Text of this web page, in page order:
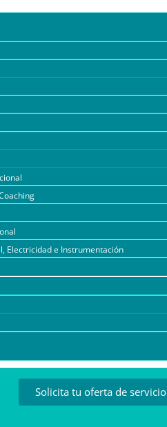
Electricidad e Instrumentación
Solicita tu oferta de servicio